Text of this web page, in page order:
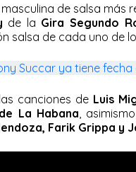
de salsa más
de la Gira Segundo
salsa de cada uno de
Succar ya tiene
canciones de Luis
La Habana ,
Farik Grippa y